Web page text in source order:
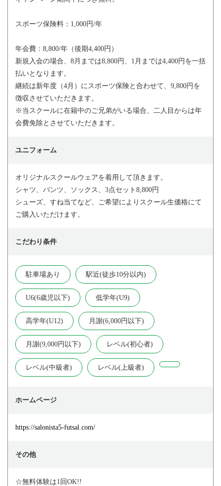
スポーツ保険料：1,000円/年
年会費：8,800/年（後期4,400円）
新規入会の場合、8月までは8,800円、1月までは4,400円を一括
払いとなります。
継続は新年度（4月）にスポーツ保険と合わせて、9,800円を
徴収させていただきます。
※当スクールに在籍中のご兄弟がいる場合、二人目からは年
会費免除とさせていただきます。
ユニフォーム
オリジナルスクールウェアを着用して頂きます。
シャツ、パンツ、ソックス、3点セット8,800円
シューズ、すね当てなど、ご希望によりスクール生価格にて
ご購入いただけます。
こだわり条件
駐車場あり 駅近(徒歩10分以内)
U6(6歳児以下) 低学年(U9)
高学年(U12) 月謝(6,000円以下)
月謝(9,000円以下) レベル(初心者)
レベル(中級者) レベル(上級者)
ホームページ
https://salonista5-futsal.com/
その他
☆無料体験は1回OK!!